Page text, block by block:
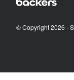
© Copyright 2026 -